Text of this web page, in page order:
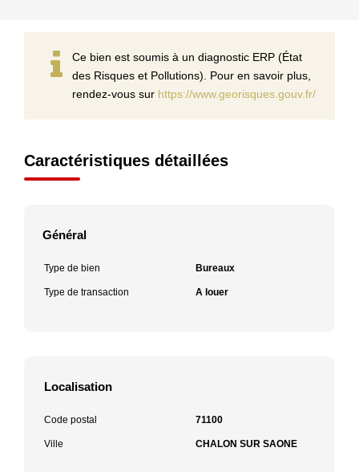
Ce bien est soumis à un diagnostic ERP (État
des Risques et Pollutions). Pour en savoir plus,
rendez-vous sur https://www.georisques.gouv.fr/
Caractéristiques détaillées
Général
Type de bien Bureaux
Type de transaction A louer
Localisation
Code postal 71100
Ville CHALON SUR SAONE